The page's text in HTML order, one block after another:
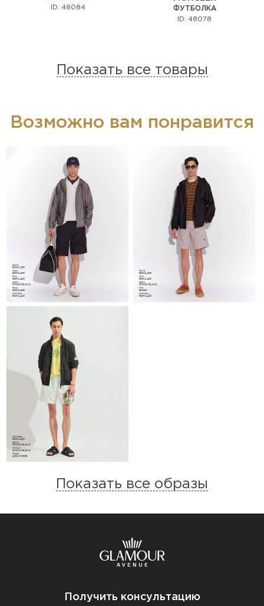
ID: 48084 ФУТБОЛКА
ID: 48078
Показать все товары
Возможно вам понравится
Показать все образы
Получить консультацию